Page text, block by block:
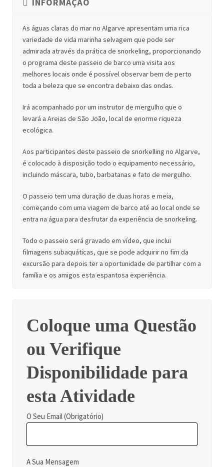
As águas claras do mar no Algarve apresentam uma rica
variedade de vida marinha selvagem que pode ser
admirada através da prática de snorkeling, proporcionando
o programa deste passeio de barco uma visita aos
melhores locais onde é possível observar bem de perto
toda a beleza que se encontra debaixo das ondas.
Irá acompanhado por um instrutor de mergulho que o
levará a Areias de São João, local de enorme riqueza
ecológica.
Aos participantes deste passeio de snorkelling no Algarve,
é colocado à disposição todo o equipamento necessário,
incluindo máscara, tubo, barbatanas e fato de mergulho.
O passeio tem uma duração de duas horas e meia,
começando com uma viagem de barco até ao local onde se
entra na água para desfrutar da experiência de snorkeling.
Todo o passeio será gravado em vídeo, que inclui
filmagens subaquáticas, que se pode adquirir no fim da
excursão para depois ter a oportunidade de partilhar com a
família e os amigos esta espantosa experiência.
Coloque uma Questão
ou Verifique
Disponibilidade para
esta Atividade
O Seu Email (Obrigatório)
A Sua Mensagem